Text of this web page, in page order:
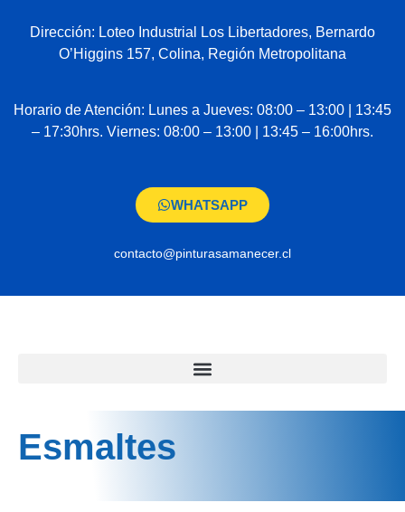
Dirección: Loteo Industrial Los Libertadores, Bernardo
O’Higgins 157, Colina, Región Metropolitana
Horario de Atención: Lunes a Jueves: 08:00 – 13:00 | 13:45
– 17:30hrs. Viernes: 08:00 – 13:00 | 13:45 – 16:00hrs.
WHATSAPP
contacto@pinturasamanecer.cl
Esmaltes